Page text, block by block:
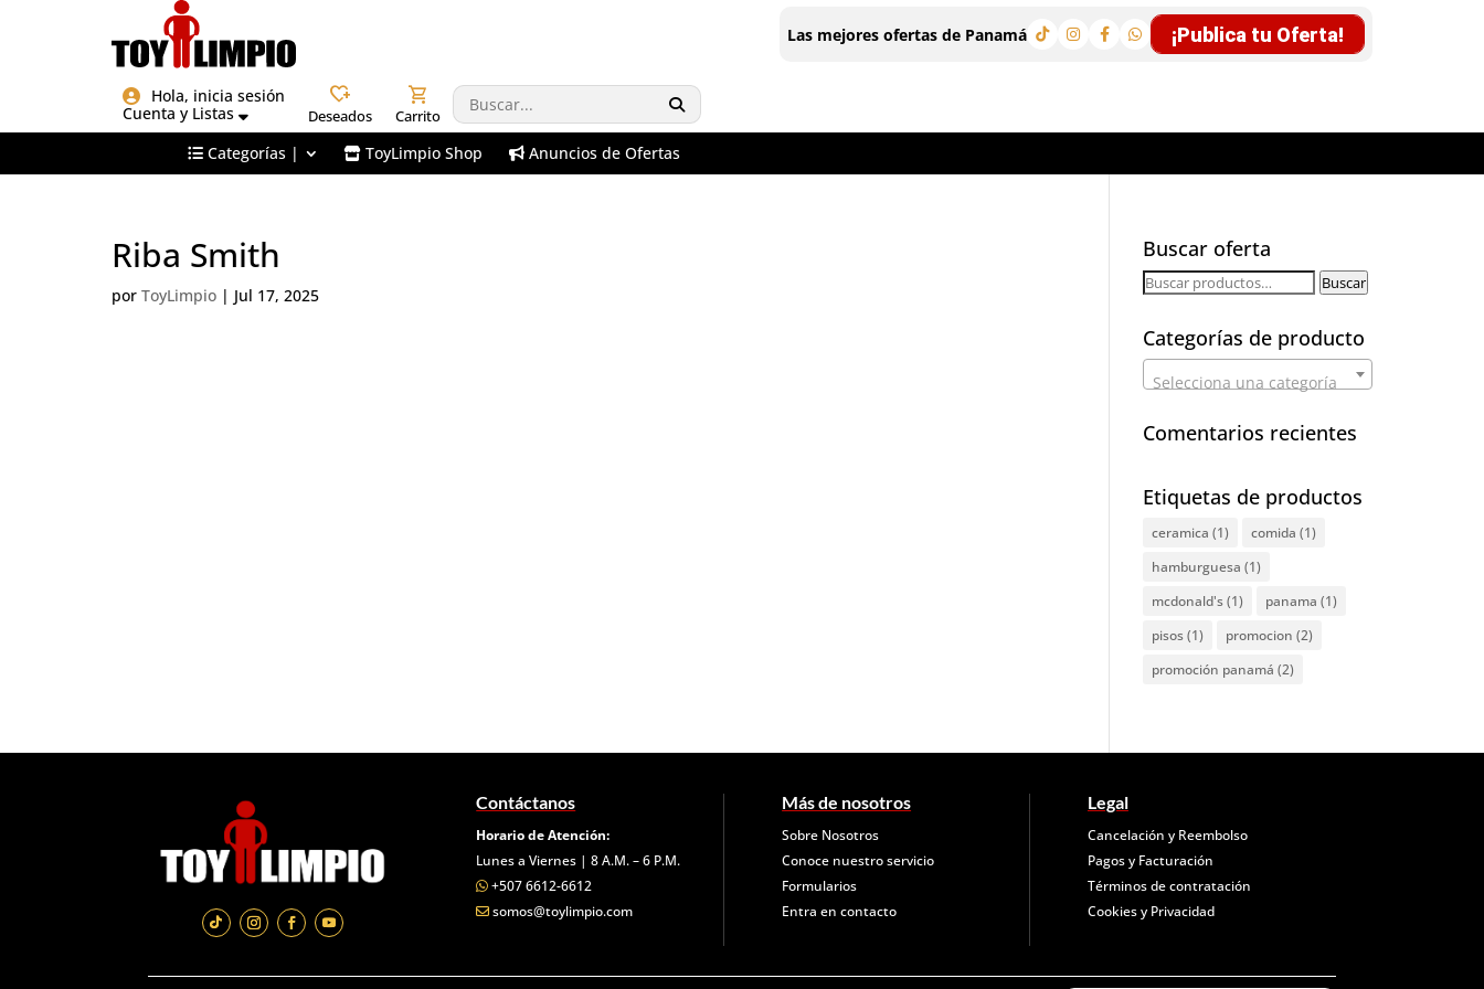
Las mejores ofertas de Panamá ¡Publica tu Oferta!
Hola, inicia sesión
Cuenta y Listas
heart_plus
Deseados
shopping_cart
Carrito
Categorías | ToyLimpio Shop Anuncios de Ofertas
Riba Smith
por ToyLimpio| Jul 17, 2025
Buscar oferta
Buscar
Buscar
Categorías de producto
Selecciona una categoría
Comentarios recientes
Etiquetas de productos
ceramica (1) comida (1)
hamburguesa (1)
mcdonald's(1) panama (1)
pisos(1) promocion (2)
promoción panamá (2)
Contáctanos
Horario de Atención:
Lunes a Viernes | 8 A.M. – 6 P.M.
+507 6612-6612
somos@toylimpio.com
Más de nosotros
Sobre Nosotros
Conoce nuestro servicio
Formularios
Entra en contacto
Legal
Cancelación y Reembolso
Pagos y Facturación
Términos de contratación
Cookies y Privacidad